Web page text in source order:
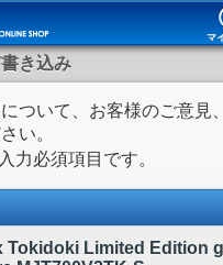
マ
き込み
ついて、お客様のご意見
い。
力必須項目です。
Tokidoki Limited Edition